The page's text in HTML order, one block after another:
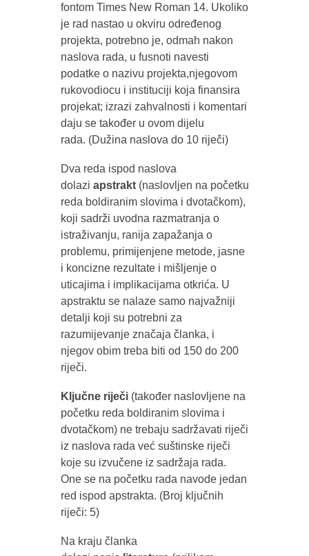
fontom Times New Roman 14. Ukoliko
je rad nastao u okviru određenog
projekta, potrebno je, odmah nakon
naslova rada, u fusnoti navesti
podatke o nazivu projekta,njegovom
rukovodiocu i instituciji koja finansira
projekat; izrazi zahvalnosti i komentari
daju se također u ovom dijelu
rada. (Dužina naslova do 10 riječi)
Dva reda ispod naslova
dolazi apstrakt(naslovljen na početku
reda boldiranim slovima i dvotačkom),
koji sadrži uvodna razmatranja o
istraživanju, ranija zapažanja o
problemu, primijenjene metode, jasne
i koncizne rezultate i mišljenje o
uticajima i implikacijama otkrića. U
apstraktu se nalaze samo najvažniji
detalji koji su potrebni za
razumijevanje značaja članka, i
njegov obim treba biti od 150 do 200
riječi.
Ključne riječi (također naslovljene na
početku reda boldiranim slovima i
dvotačkom) ne trebaju sadržavati riječi
iz naslova rada već suštinske riječi
koje su izvučene iz sadržaja rada.
One se na početku rada navode jedan
red ispod apstrakta. (Broj ključnih
riječi: 5)
Na kraju članka